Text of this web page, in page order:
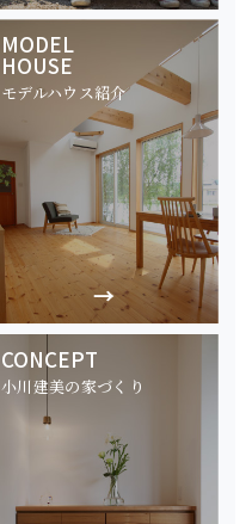
MODEL
HOUSE
モデルハウス紹介
CONCEPT
小川建美の家づくり